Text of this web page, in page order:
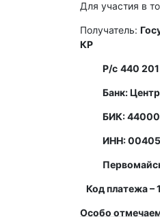
Для участия в
Получатель:
КР
Р/с 440
Банк:
БИК:
ИНН:
Код платежа –
Особо